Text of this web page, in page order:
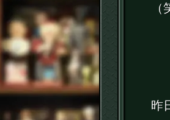
（
昨